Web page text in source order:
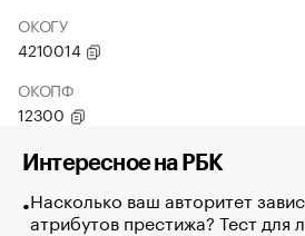
ОКОГУ
4210014
ОКОПФ
12300
Интересное на РБК
Насколько ваш авторитет
атрибутов престижа? Тест для